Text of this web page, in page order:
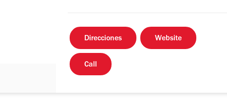
Direcciones Website
Call